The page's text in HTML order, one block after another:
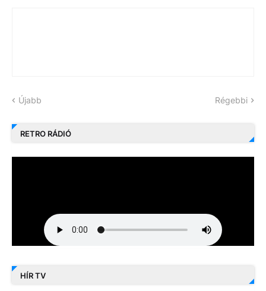
Újabb Régebbi
RETRO RÁDIÓ
HÍR TV